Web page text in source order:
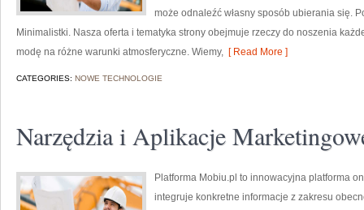
może odnaleźć własny sposób ubierania się.
Minimalistki. Nasza oferta i tematyka strony obejmuje rzeczy do noszenia
modę na różne warunki atmosferyczne. Wiemy, [ Read More ]
CATEGORIES: NOWE TECHNOLOGIE
Narzędzia i Aplikacje
Platforma Mobiu.pl to innowacyjna platforma
integruje konkretne informacje z zakresu